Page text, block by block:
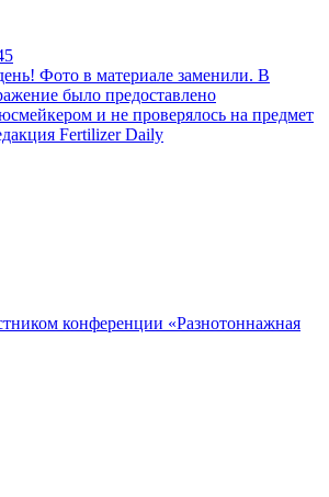
Фото в материале заменили. В
было предоставлено
и не проверялось на предмет
Fertilizer Daily
конференции «Разнотоннажная